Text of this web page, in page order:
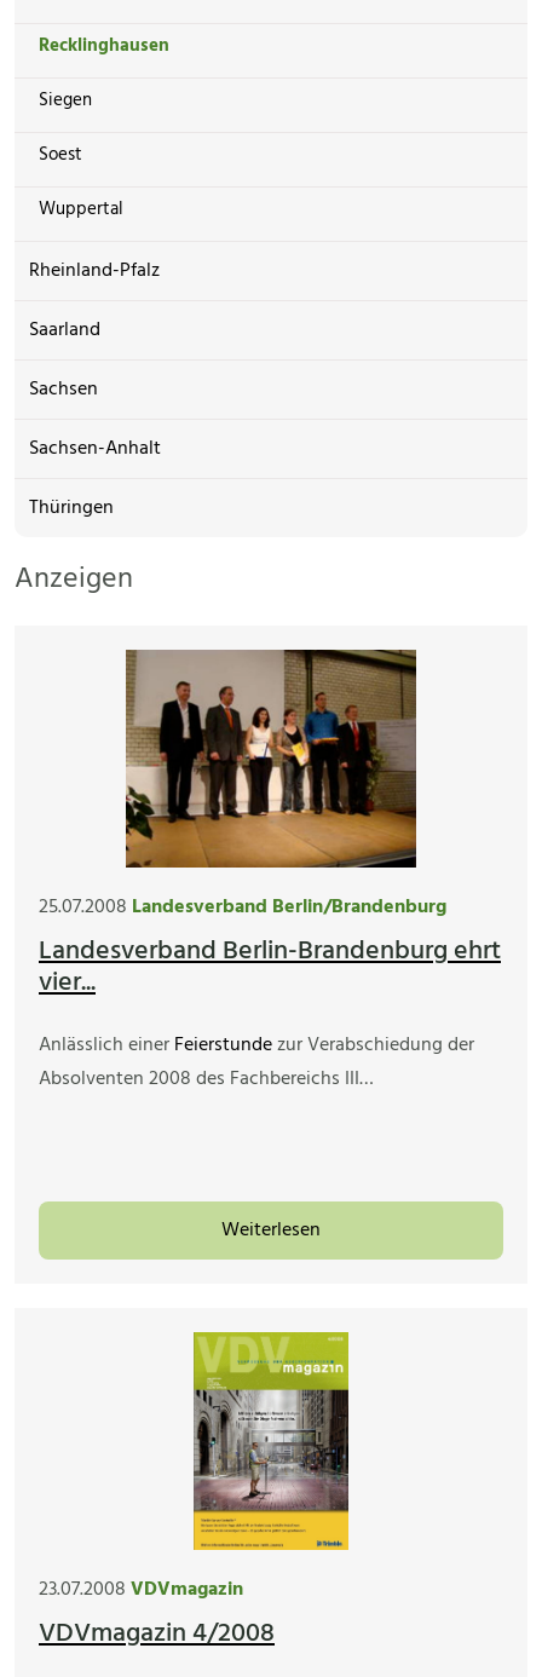
Recklinghausen
Siegen
Soest
Wuppertal
Rheinland-Pfalz
Saarland
Sachsen
Sachsen-Anhalt
Thüringen
Anzeigen
25.07.2008 Landesverband Berlin/Brandenburg
Landesverband Berlin-Brandenburg ehrt
vier...
Anlässlich einerFeierstundezur Verabschiedung der
Absolventen 2008 des Fachbereichs III…
Weiterlesen
23.07.2008VDVmagazin
VDVmagazin 4/2008